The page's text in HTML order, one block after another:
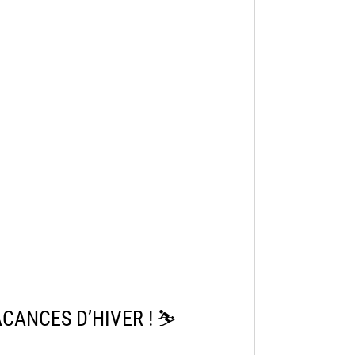
D’HIVER ! ⛷️​